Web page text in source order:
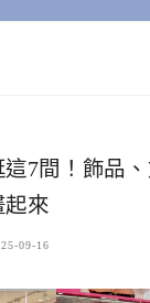
7間！飾品
起來
09-16